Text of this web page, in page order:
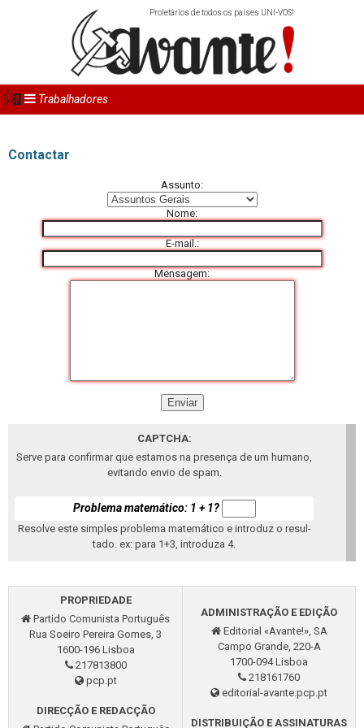
Proletários de todos os países UNI-VOS!
Trabalhadores
Contactar
As­sunto:
Nome:
E-mail.:
Men­sagem:
CAPTCHA:
Serve para con­firmar que es­tamos na pre­sença de um hu­mano,
evi­tando envio de spam.
Pro­blema ma­te­má­tico: 1 + 1?
Re­solve este sim­ples pro­blema ma­te­má­tico e in­troduz o re­sul­
tado. ex: para 1+3, in­tro­duza 4.
PRO­PRI­E­DADE
Par­tido Co­mu­nista Por­tu­guês
Rua So­eiro Pe­reira Gomes, 3
1600-196 Lisboa
217813800
pcp.pt
DIRECÇÃO E REDACÇÃO
AD­MI­NISTRAÇÃO E EDIÇÃO
Edi­to­rial «Avante!», SA
Campo Grande, 220-A
1700-094 Lisboa
218161760
edi­to­rial-avante.pcp.pt
DIS­TRIBUIÇÃO E AS­SI­NA­TURAS